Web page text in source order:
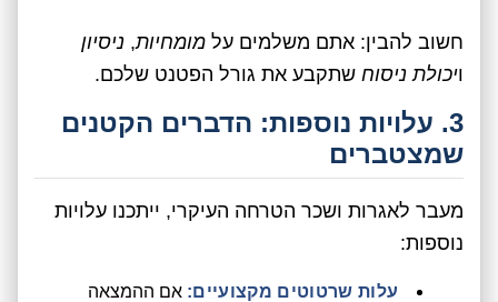
חשוב להבין: אתם משלמים על מומחיות, ניסיון
ויכולת ניסוח שתקבע את גורל הפטנט שלכם.
3. עלויות נוספות: הדברים הקטנים
שמצטברים
מעבר לאגרות ושכר הטרחה העיקרי, ייתכנו עלויות
נוספות:
עלות שרטוטים מקצועיים: אם ההמצאה